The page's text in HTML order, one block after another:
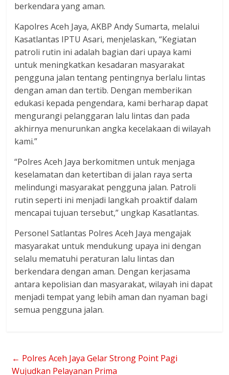
berkendara yang aman.
Kapolres Aceh Jaya, AKBP Andy Sumarta, melalui
Kasatlantas IPTU Asari, menjelaskan, “Kegiatan
patroli rutin ini adalah bagian dari upaya kami
untuk meningkatkan kesadaran masyarakat
pengguna jalan tentang pentingnya berlalu lintas
dengan aman dan tertib. Dengan memberikan
edukasi kepada pengendara, kami berharap dapat
mengurangi pelanggaran lalu lintas dan pada
akhirnya menurunkan angka kecelakaan di wilayah
kami.”
“Polres Aceh Jaya berkomitmen untuk menjaga
keselamatan dan ketertiban di jalan raya serta
melindungi masyarakat pengguna jalan. Patroli
rutin seperti ini menjadi langkah proaktif dalam
mencapai tujuan tersebut,” ungkap Kasatlantas.
Personel Satlantas Polres Aceh Jaya mengajak
masyarakat untuk mendukung upaya ini dengan
selalu mematuhi peraturan lalu lintas dan
berkendara dengan aman. Dengan kerjasama
antara kepolisian dan masyarakat, wilayah ini dapat
menjadi tempat yang lebih aman dan nyaman bagi
semua pengguna jalan.
← Polres Aceh Jaya Gelar Strong Point Pagi
Wujudkan Pelayanan Prima